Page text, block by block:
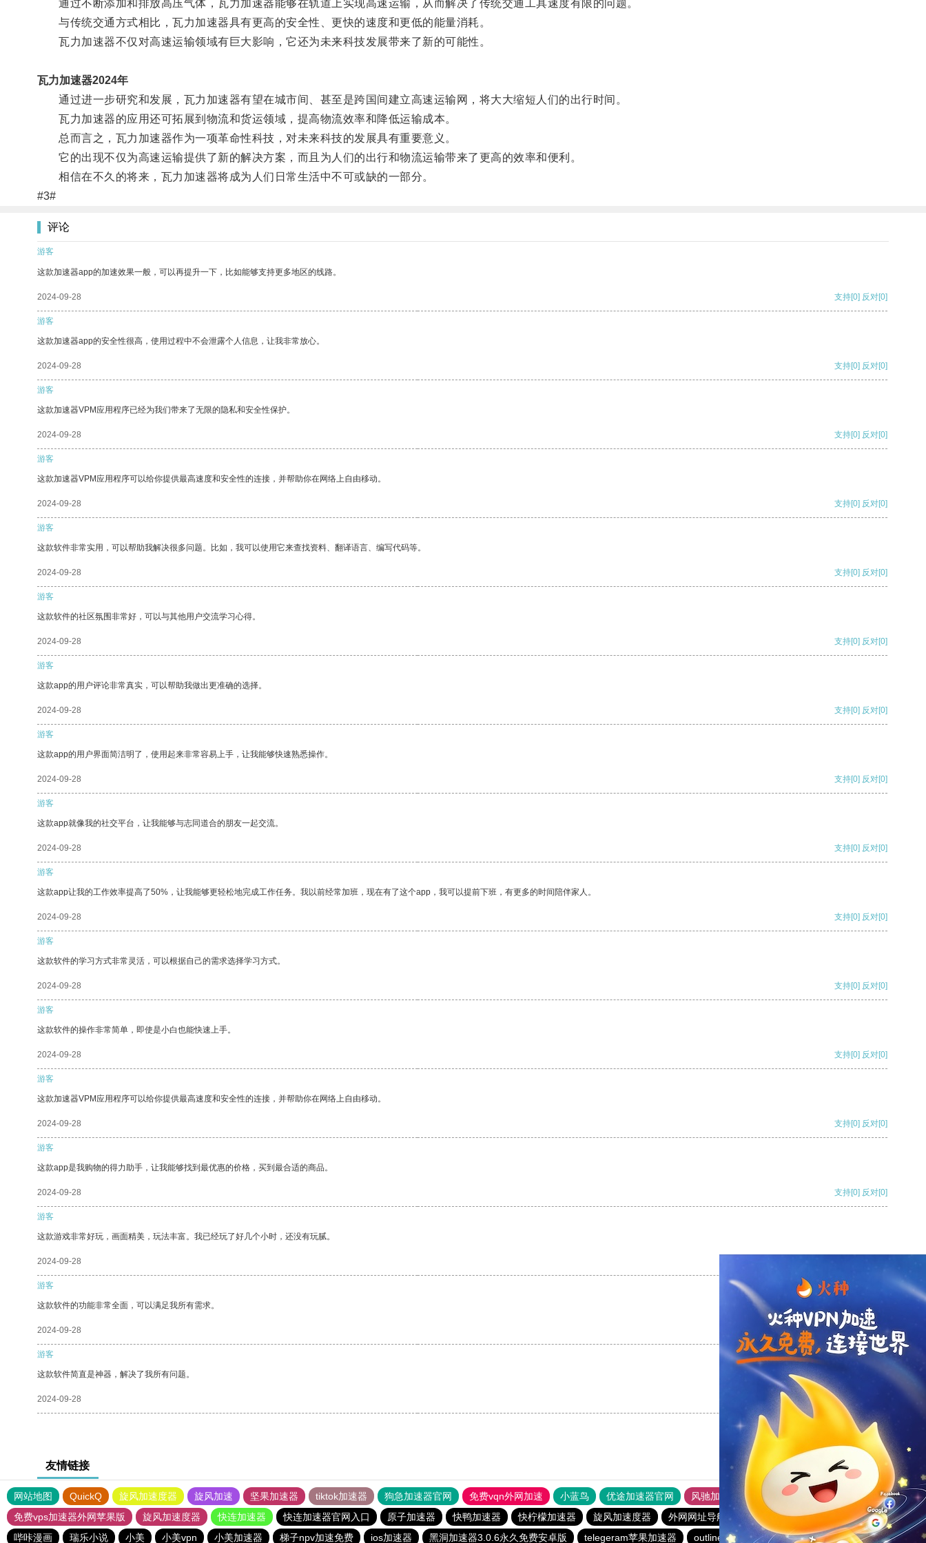
通过不断添加和排放高压气体，瓦力加速器能够在轨道上实现高速运输，从而解决了传统交通工具速度有限的问题。
与传统交通方式相比，瓦力加速器具有更高的安全性、更快的速度和更低的能量消耗。
瓦力加速器不仅对高速运输领域有巨大影响，它还为未来科技发展带来了新的可能性。
瓦力加速器2024年
通过进一步研究和发展，瓦力加速器有望在城市间、甚至是跨国间建立高速运输网，将大大缩短人们的出行时间。
瓦力加速器的应用还可拓展到物流和货运领域，提高物流效率和降低运输成本。
总而言之，瓦力加速器作为一项革命性科技，对未来科技的发展具有重要意义。
它的出现不仅为高速运输提供了新的解决方案，而且为人们的出行和物流运输带来了更高的效率和便利。
相信在不久的将来，瓦力加速器将成为人们日常生活中不可或缺的一部分。
#3#
评论
游客
这款加速器app的加速效果一般，可以再提升一下，比如能够支持更多地区的线路。
2024-09-28 支持[0] 反对[0]
游客
这款加速器app的安全性很高，使用过程中不会泄露个人信息，让我非常放心。
2024-09-28 支持[0] 反对[0]
游客
这款加速器VPM应用程序已经为我们带来了无限的隐私和安全性保护。
2024-09-28 支持[0] 反对[0]
游客
这款加速器VPM应用程序可以给你提供最高速度和安全性的连接，并帮助你在网络上自由移动。
2024-09-28 支持[0] 反对[0]
游客
这款软件非常实用，可以帮助我解决很多问题。比如，我可以使用它来查找资料、翻译语言、编写代码等。
2024-09-28 支持[0] 反对[0]
游客
这款软件的社区氛围非常好，可以与其他用户交流学习心得。
2024-09-28 支持[0] 反对[0]
游客
这款app的用户评论非常真实，可以帮助我做出更准确的选择。
2024-09-28 支持[0] 反对[0]
游客
这款app的用户界面简洁明了，使用起来非常容易上手，让我能够快速熟悉操作。
2024-09-28 支持[0] 反对[0]
游客
这款app就像我的社交平台，让我能够与志同道合的朋友一起交流。
2024-09-28 支持[0] 反对[0]
游客
这款app让我的工作效率提高了50%，让我能够更轻松地完成工作任务。我以前经常加班，现在有了这个app，我可以提前下班，有更多的时间陪伴家人。
2024-09-28 支持[0] 反对[0]
游客
这款软件的学习方式非常灵活，可以根据自己的需求选择学习方式。
2024-09-28 支持[0] 反对[0]
游客
这款软件的操作非常简单，即使是小白也能快速上手。
2024-09-28 支持[0] 反对[0]
游客
这款加速器VPM应用程序可以给你提供最高速度和安全性的连接，并帮助你在网络上自由移动。
2024-09-28 支持[0] 反对[0]
游客
这款app是我购物的得力助手，让我能够找到最优惠的价格，买到最合适的商品。
2024-09-28 支持[0] 反对[0]
游客
这款游戏非常好玩，画面精美，玩法丰富。我已经玩了好几个小时，还没有玩腻。
2024-09-28
游客
这款软件的功能非常全面，可以满足我所有需求。
2024-09-28 支持 [0] 反对 [0]
游客
这款软件简直是神器，解决了我所有问题。
2024-09-28 支持
友情链接
网站地图 QuickQ 旋风加速度器 旋风加速 坚果加速器 tiktok加速器 狗急加速器官网 免费vqn外网加速 小蓝鸟 优途加速器官网 风驰加速器
旋风加速器
免费vps加速器外网苹果版
旋风加速度器 快连加速器 快连加速器官网入口 原子加速器 快鸭加速器 快柠檬加速器 旋风加速度器 外网网址导航 软件中心 雷霆加速
狂飙加速器
哔咔漫画
瑞乐小说 小美 小美vpn 小美加速器 梯子npv加速免费 ios加速器 黑洞加速器3.0.6永久免费安卓版 telegeram苹果加速器 outline 永久不收费的vp加速器2023